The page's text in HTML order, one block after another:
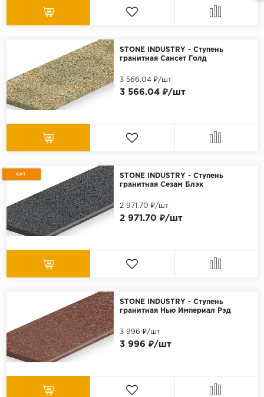
STONE INDUSTRY - Ступень
гранитная Сансет Голд
3 566.04 ₽/шт
3 566.04 ₽/шт
ХИТ
STONE INDUSTRY - Ступень
гранитная Сезам Блэк
2 971.70 ₽/шт
2 971.70 ₽/шт
STONE INDUSTRY - Ступень
гранитная Нью Империал Рэд
3 996 ₽/шт
3 996 ₽/шт